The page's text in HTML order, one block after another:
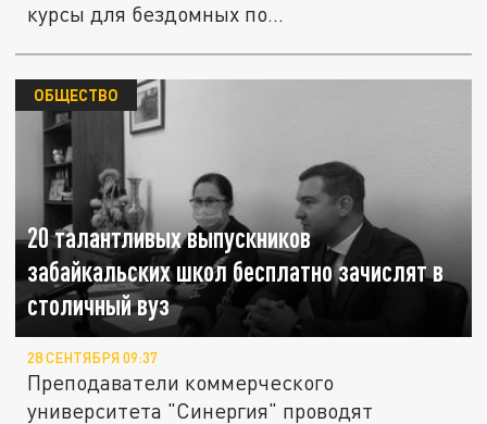
курсы для бездомных по...
20 талантливых выпускников
забайкальских школ бесплатно зачислят в
столичный вуз
ОБЩЕСТВО
28 СЕНТЯБРЯ 09:37
Преподаватели коммерческого
университета "Синергия" проводят